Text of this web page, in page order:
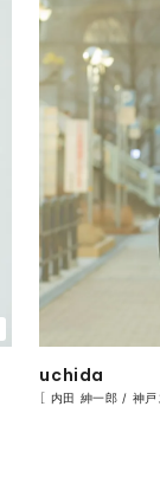
uchida
［ 内田 紳一郎 / 神